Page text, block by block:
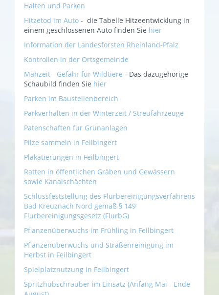
Halten und Parken
Hitzetod im Auto - die Tabelle Hitzeentwicklung in
einem geschlossenen Auto finden Sie hier
Information der Landesforsten Rheinland-Pfalz
Kontrollen in der Ortsgemeinde
Mähzeit - Gefahr für Wildtiere - Das dazugehörige
Schaubild finden Sie hier
Parken im Baustellenbereich
Parkverhalten in der Winterzeit / Streufahrzeuge
Patenschaften für Grünanlagen
Pilze sammeln in Feilbingert
Plakatierungen in Feilbingert
Ratten in öffentlichen Gräben und Gewässern
sowie Kanalschächten
Schlussfeststellung des Flurbereinigungsverfahrens
Bad Kreuznach Nord gemäß § 149
Flurbereinigungsgesetz (FlurbG)
Pflanzenüberwuchs im Frühling in Feilbingert
Pflanzenüberwuchs und Straßenreinigung im
Herbst in Feilbingert
Spielplatznutzung in Feilbingert
Spritzhubschrauber im Einsatz (Anfang Mai - Ende